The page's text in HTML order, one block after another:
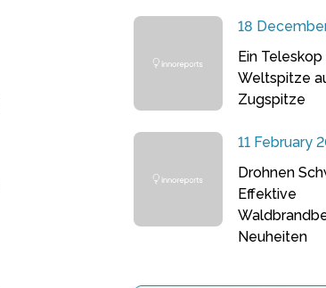
18
Ein
Weltspitze
Zugspitze
11 February
Drohnen
Effektive
Neuheiten